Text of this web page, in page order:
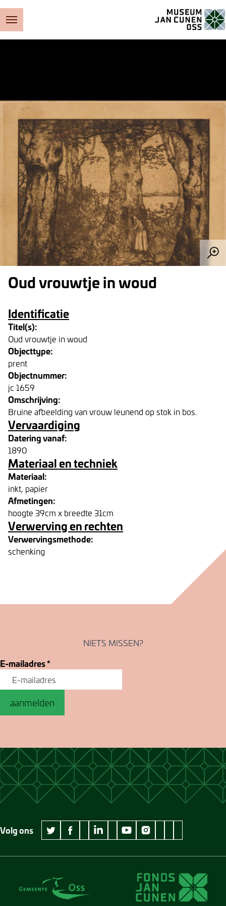
Oud vrouwtje in woud
Identificatie
Titel(s):
Oud vrouwtje in woud
Objecttype:
prent
Objectnummer:
jc 1659
Omschrijving:
Bruine afbeelding van vrouw leunend op stok in bos.
Vervaardiging
Datering vanaf:
1890
Materiaal en techniek
Materiaal:
inkt, papier
Afmetingen:
hoogte 39cm x breedte 31cm
Verwerving en rechten
Verwervingsmethode:
schenking
NIETS MISSEN?
E-mailadres*
aanmelden
Volg ons
twitter Museum Jan Cunen
facebook Museum Jan Cunen
wikipedia Museum Jan Cunen
linkedin Museum Jan Cunen
googleplus Museum Jan Cunen
youtube Museum Jan Cunen
instagram Museum